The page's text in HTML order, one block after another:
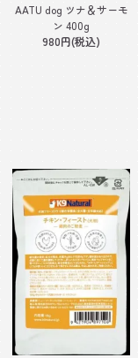
AATU dog ツナ＆サーモ
ン 400g
980円(税込)